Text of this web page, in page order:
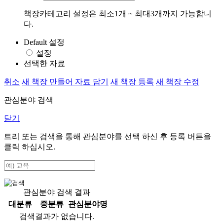
책장카테고리 설정은 최소1개 ~ 최대3개까지 가능합니
다.
Default 설정
설정
선택한 자료
취소 새 책장 만들어 자료 담기 새 책장 등록 새 책장 수정
관심분야 검색
닫기
트리 또는 검색을 통해 관심분야를 선택 하신 후 등록 버튼을
클릭 하십시오.
관심분야 검색 결과
대분류
중분류
관심분야명
검색결과가 없습니다.